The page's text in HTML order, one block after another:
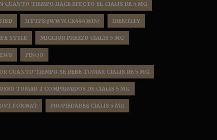
CUANTO TIEMPO HACE EFECTO EL CIALIS DE 5 MG
HTTPS://WWW.CK444.WIN/ IDENTITY
STYLE MIGLIOR PREZZO CIALIS 5 MG
PINQO
CUANTO TIEMPO SE DEBE TOMAR CIALIS DE 5 MG
TOMAR 2 COMPRIMIDOS DE CIALIS 5 MG
FORMAT PROPIEDADES CIALIS 5 MG